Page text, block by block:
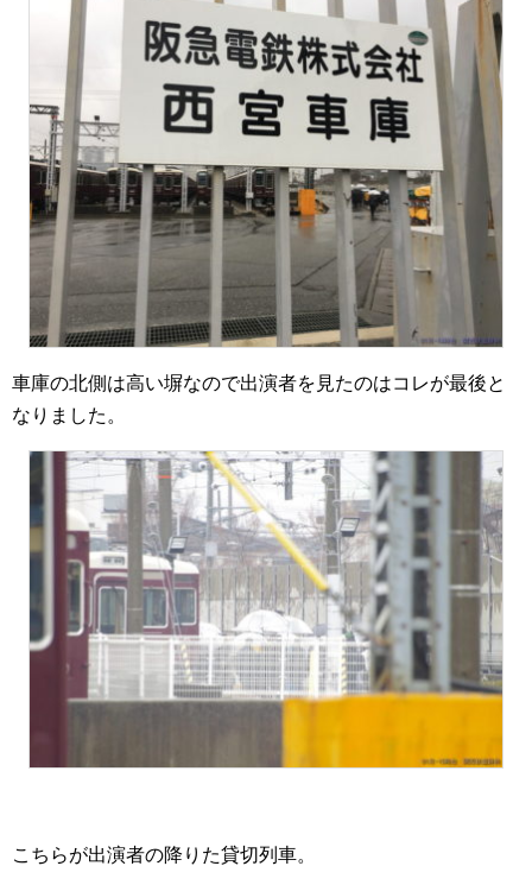
車庫の北側は高い塀なので出演者を見たのはコレが最後と
なりました。
こちらが出演者の降りた貸切列車。